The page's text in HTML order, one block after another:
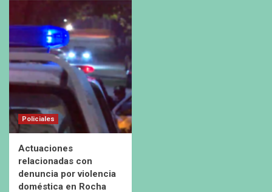
Policiales
Actuaciones
relacionadas con
denuncia por violencia
doméstica en Rocha